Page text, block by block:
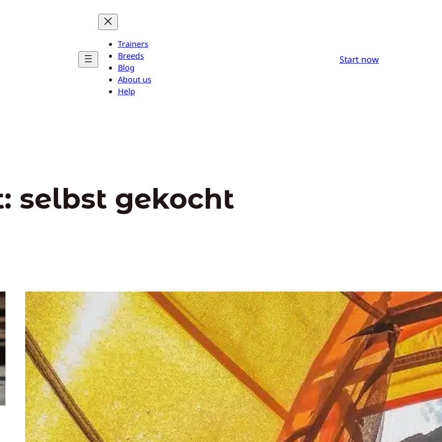
Trainers
Breeds
Blog
About us
Help
Start now
selbst gekocht